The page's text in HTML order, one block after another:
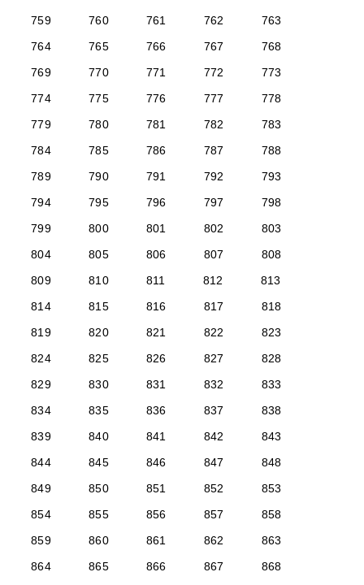
759
760 761 762
763
764
765 766 767
768
769
770 771 772
773
774
775 776 777
778
779
780 781 782
783
784
785 786 787
788
789
790 791 792
793
794
795 796 797
798
799
800 801 802
803
804
805 806 807
808
809
810 811 812
813
814
815 816 817
818
819
820 821 822
823
824
825 826 827
828
829
830 831 832
833
834
835 836 837
838
839
840 841 842
843
844
845 846 847
848
849
850 851 852
853
854
855 856 857
858
859
860 861 862
863
864
865 866 867
868